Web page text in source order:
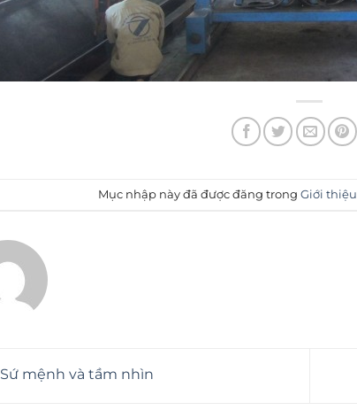
Mục nhập này đã được đăng trongGiới thiệu
Sứ mệnh và tầm nhìn